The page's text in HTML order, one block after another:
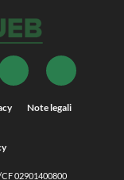
Note legali
02901400800